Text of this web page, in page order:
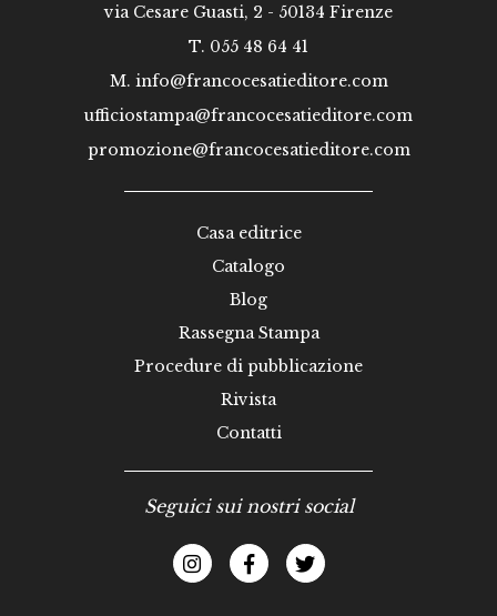
via Cesare Guasti, 2 - 50134 Firenze
T. 055 48 64 41
M. info@francocesatieditore.com
ufficiostampa@francocesatieditore.com
promozione@francocesatieditore.com
Casa editrice
Catalogo
Blog
Rassegna Stampa
Procedure di pubblicazione
Rivista
Contatti
Seguici sui nostri social